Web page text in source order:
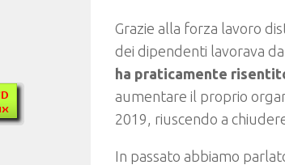
Grazie alla forza lavoro
dei dipendenti lavorava
ha praticamente
aumentare il proprio
2019, riuscendo a
In passato abbiamo